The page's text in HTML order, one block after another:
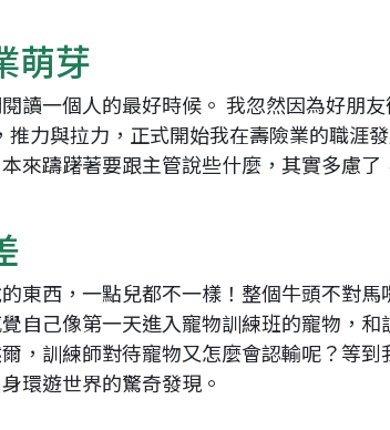
萌芽
讀一個人的最好時候。 我忽然因為好朋
力與拉力，正式開始我在壽險業的職涯
來躊躇著要跟主管說些什麼，其實多慮了
東西，一點兒都不一樣！整個牛頭不對馬
自己像第一天進入寵物訓練班的寵物，和
，訓練師對待寵物又怎麼會認輸呢？等到
環遊世界的驚奇發現。